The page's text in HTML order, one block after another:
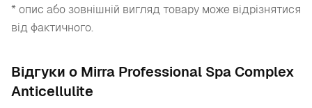
* опис або зовнішній вигляд товару може відрізнятися
від фактичного.
Відгуки о Mirra Professional Spa Complex
Anticellulite